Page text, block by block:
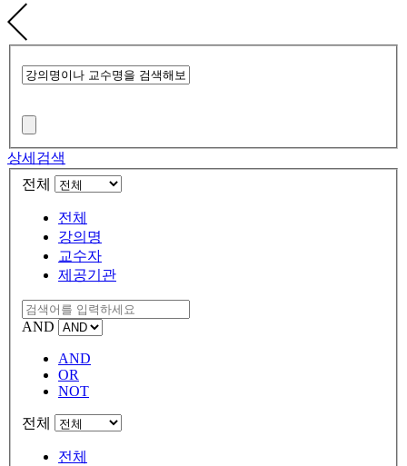
상세검색
전체
전체
강의명
교수자
제공기관
AND
AND
OR
NOT
전체
전체